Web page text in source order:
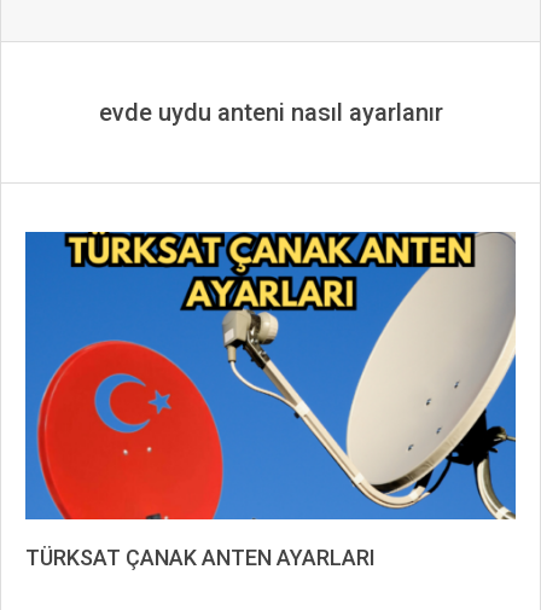
evde uydu anteni nasıl ayarlanır
TÜRKSAT ÇANAK ANTEN AYARLARI